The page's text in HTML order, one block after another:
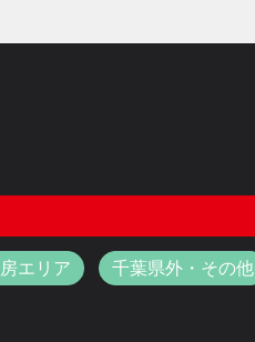
エリア 千葉県外・その他